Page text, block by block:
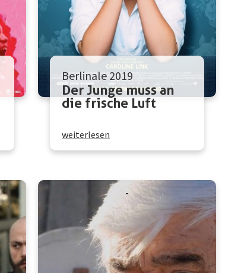
Berlinale 2019
Der Junge muss an
die frische Luft
weiterlesen